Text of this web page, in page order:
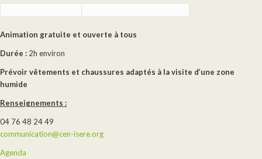
Animation gratuite et ouverte à tous
Durée : 2h environ
Prévoir vêtements et chaussures adaptés à la visite d’une zone
humide
Renseignements :
04 76 48 24 49
communication@cen-isere.org
Agenda